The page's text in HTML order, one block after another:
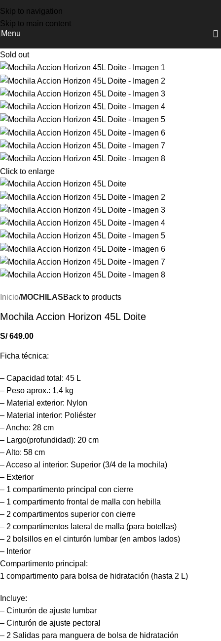
Skip to navigation
Skip to main content
NUEVOS INGRESOS COLUMBIA, DOITE Y OSPREY
Menu
Sold out
Click to enlarge
Inicio MOCHILASBack to products
Mochila Accion Horizon 45L Doite
S/649.00
Ficha técnica:
– Capacidad total: 45 L
– Peso aprox.: 1,4 kg
– Material exterior: Nylon
– Material interior: Poliéster
– Ancho: 28 cm
– Largo(profundidad): 20 cm
– Alto: 58 cm
– Acceso al interior: Superior (3/4 de la mochila)
– Exterior
– 1 compartimento principal con cierre
– 1 compartimento frontal de malla con hebilla
– 2 compartimentos superior con cierre
– 2 compartimentos lateral de malla (para botellas)
– 2 bolsillos en el cinturón lumbar (en ambos lados)
– Interior
Compartimento principal:
1 compartimento para bolsa de hidratación (hasta 2 L)
Incluye:
– Cinturón de ajuste lumbar
– Cinturón de ajuste pectoral
– 2 Salidas para manguera de bolsa de hidratación